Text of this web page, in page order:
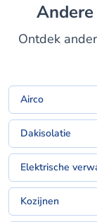
Ontdek
Airco
Dakisolatie
Elektrische
Kozijnen